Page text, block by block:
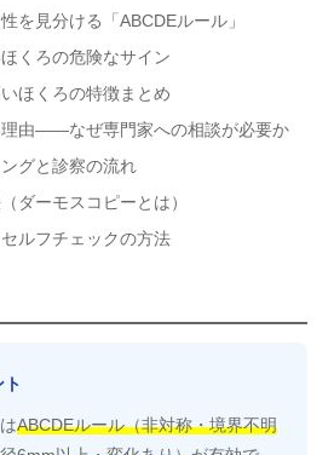
を見分ける「ABCDEルール」
くろの危険なサイン
ほくろの特徴まとめ
理由——なぜ専門家への相談が必要か
グと診察の流れ
ダーモスコピーとは）
ルフチェックの方法
ABCDEルール（非対称・境界不明